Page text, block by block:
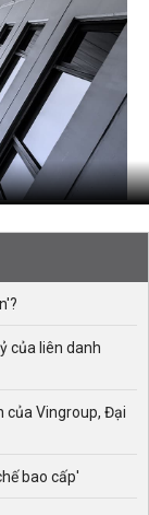
của liên danh
của Vingroup, Đại
bao cấp'